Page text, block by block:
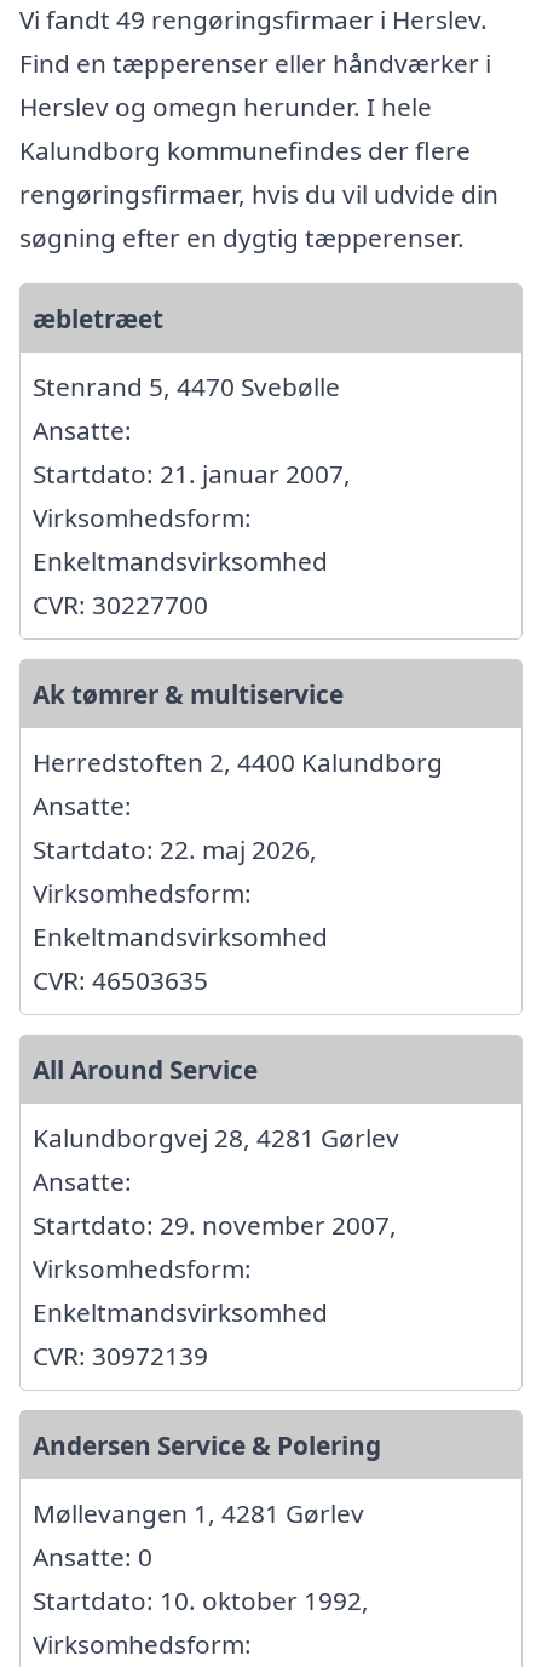
Vi fandt 49 rengøringsfirmaer i Herslev.
Find en tæpperenser eller håndværker i
Herslev og omegn herunder. I hele
Kalundborg kommunefindes der flere
rengøringsfirmaer, hvis du vil udvide din
søgning efter en dygtig tæpperenser.
æbletræet
Stenrand 5, 4470 Svebølle
Ansatte:
Startdato: 21. januar 2007,
Virksomhedsform:
Enkeltmandsvirksomhed
CVR: 30227700
Ak tømrer & multiservice
Herredstoften 2, 4400 Kalundborg
Ansatte:
Startdato: 22. maj 2026,
Virksomhedsform:
Enkeltmandsvirksomhed
CVR: 46503635
All Around Service
Kalundborgvej 28, 4281 Gørlev
Ansatte:
Startdato: 29. november 2007,
Virksomhedsform:
Enkeltmandsvirksomhed
CVR: 30972139
Andersen Service & Polering
Møllevangen 1, 4281 Gørlev
Ansatte: 0
Startdato: 10. oktober 1992,
Virksomhedsform: